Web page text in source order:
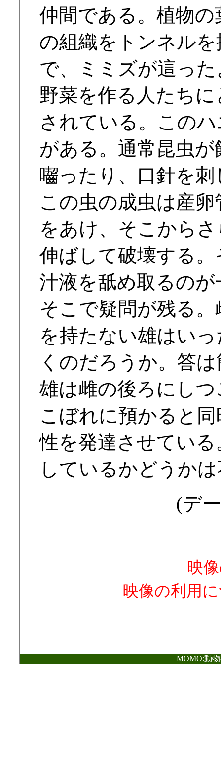
仲間である。植物
の組織をトンネル
で、ミミズが這っ
野菜を作る人たち
されている。この
がある。通常昆虫
囓ったり、口針を
この虫の成虫は産
をあけ、そこから
伸ばして破壊する
汁液を舐め取るの
そこで疑問が残る
を持たない雄はい
くのだろうか。答
雄は雌の後ろにし
こぼれに預かると
性を発達させてい
しているかどうか
(デ
映
映像の利用
MOMO:動